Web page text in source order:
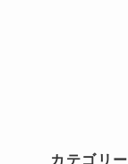
カテゴリー